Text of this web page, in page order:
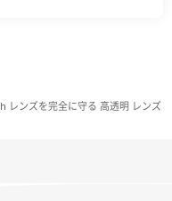
レンズを完全に守る 高透明 レンズ